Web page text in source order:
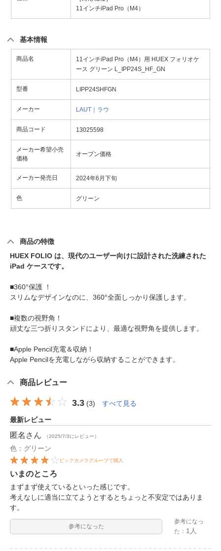
11インチiPad Pro（M4）
基本情報
商品名
11インチiPad Pro（M4）用 HUEX フォリオケ
ース グリーン L_IPP24S_HF_GN
型番 LIPP24SHFGN
メーカー LAUT｜ラウ
商品コード 13025598
メーカー希望小売
価格
オープン価格
メーカー発売日 2024年6月下旬
色 グリーン
商品の特徴
HUEX FOLIO は、現代のユーザー向けに設計された洗練された
iPad ケースです。
■360°保護 ！
スリムなデザインなのに、360°全面しっかり保護します。
■複数の視野角！
頑丈な三つ折りスタンドにより、最適な視野角を提供します。
■Apple Pencil充電＆収納！
Apple Pencilを充電しながら収納することができます。
商品レビュー
3.3 (3) すべて見る
最新レビュー
匿名 さん （2025/7/3にレビュー）
色：グリーン
ビックカメラグループで購入
いまのところ
まずまず使えているといった感じです。
考えなしに適当に立てようとするとちょっと不安定ではありま
す。
参考になった
参考になっ
た： 1人